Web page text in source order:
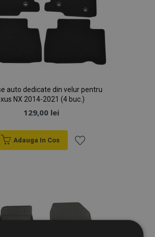
auto dedicate din velur pentru
NX 2014-2021 (4 buc.)
129,00 lei
Adauga In Cos